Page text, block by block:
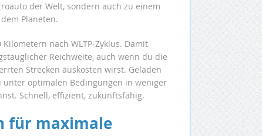
der Welt, sondern auch zu einem
Planeten.
nach WLTP-Zyklus. Damit
Reichweite, auch wenn du die
Strecken auskosten wirst. Geladen
unter optimalen Bedingungen in weniger
Schnell, effizient, zukunftsfähig.
für maximale